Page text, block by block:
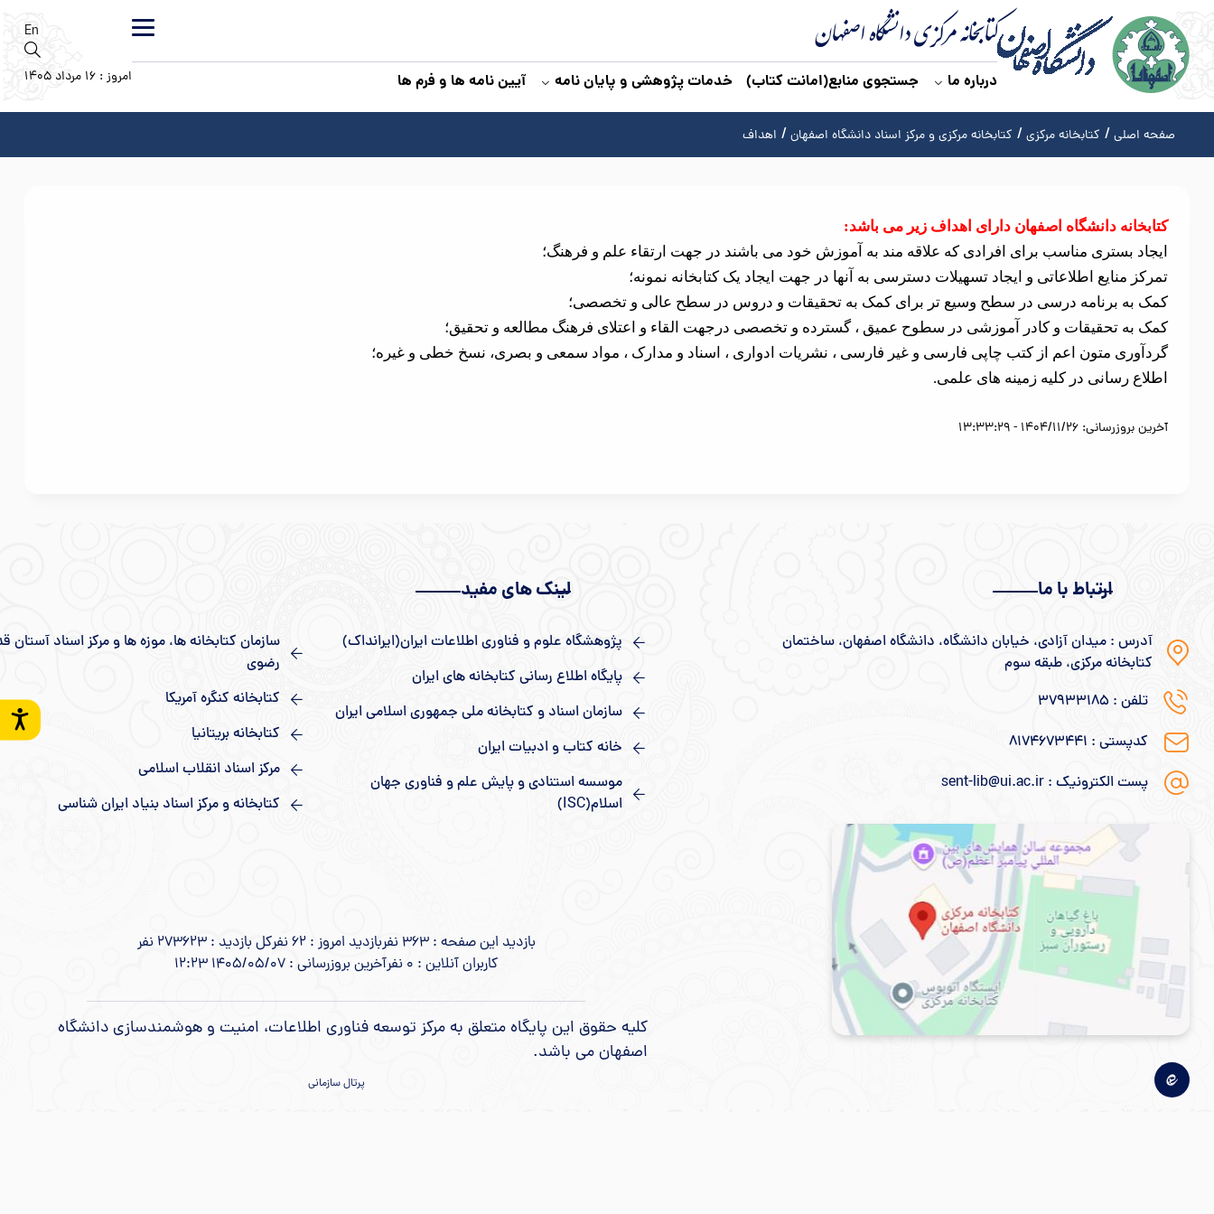
کتابخانه مرکزی دانشگاه اصفهان
درباره ما جستجوی منابع(امانت کتاب) خدمات پژوهشی و پایان نامه آیین نامه ها و فرم ها
En
امروز : 16 مرداد 1405
صفحه اصلی کتابخانه مرکزی کتابخانه مرکزی و مرکز اسناد دانشگاه اصفهان اهداف
کتابخانه دانشگاه اصفهان دارای اهداف زیر می باشد:
ایجاد بستری مناسب برای افرادی که علاقه مند به آموزش خود می باشند در جهت ارتقاء علم و فرهنگ؛
تمرکز منایع اطلاعاتی و ایجاد تسهیلات دسترسی به آنها در جهت ایجاد یک کتابخانه نمونه؛
کمک به برنامه درسی در سطح وسیع تر برای کمک به تحقیقات و دروس در سطح عالی و تخصصی؛
کمک به تحقیقات و کادر آموزشی در سطوح عمیق ، گسترده و تخصصی درجهت القاء و اعتلای فرهنگ مطالعه و تحقیق؛
گردآوری متون اعم از کتب چاپی فارسی و غیر فارسی ، نشریات ادواری ، اسناد و مدارک ، مواد سمعی و بصری، نسخ خطی و غیره؛
اطلاع رسانی در کلیه زمینه های علمی.
آخرین بروزرسانی: 1404/11/26 - 13:33:29
ارتباط با ما
آدرس : میدان آزادی، خیابان دانشگاه، دانشگاه اصفهان، ساختمان
کتابخانه مرکزی، طبقه سوم
تلفن : ۳۷۹۳۳۱۸۵
کدپستی : ۸۱۷۴۶۷۳۴۴۱
پست الکترونیک : sent-lib@ui.ac.ir
لینک های مفید
پژوهشگاه علوم و فناوری اطلاعات ایران(ایرانداک)
پایگاه اطلاع رسانی کتابخانه های ايران
سازمان اسناد و کتابخانه ملی جمهوری اسلامی ايران
خانه کتاب و ادبیات ایران
موسسه استنادی و پایش علم و فناوری جهان
اسلام(ISC)
سازمان کتابخانه ها، موزه ها و مرکز اسناد
رضوی
کتابخانه کنگره آمریکا
کتابخانه بریتانیا
مرکز اسناد انقلاب اسلامی
کتابخانه و مرکز اسناد بنیاد ایران شناسی
بازدید این صفحه : 363 نفر بازدید امروز : 62 نفر
کل بازدید : 273623 نفر
کاربران آنلاین : 0 نفر
آخرین بروزرسانی : 1405/05/07 12:23
کلیه حقوق این پایگاه متعلق به مرکز توسعه فناوری اطلاعات، امنیت و هوشمندسازی دانشگاه
اصفهان می باشد.
پرتال سازمانی